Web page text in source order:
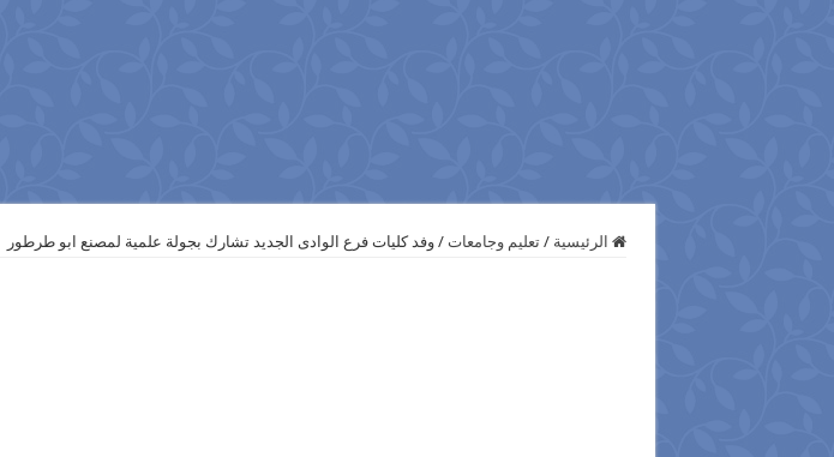
الرئيسية / تعليم وجامعات / وفد كليات فرع الوادى الجديد تشارك بجولة علمية لمصنع ابو طرطور